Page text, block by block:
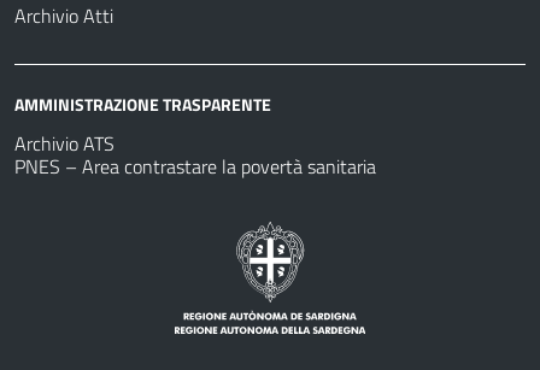
Archivio Atti
AMMINISTRAZIONE TRASPARENTE
Archivio ATS
PNES – Area contrastare la povertà sanitaria